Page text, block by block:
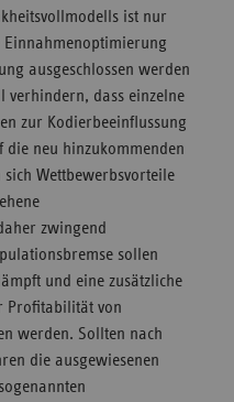
ist nur
ausgeschlossen werden
verhindern, dass einzelne
zur Kodierbeeinflussung
die neu hinzukommenden
Wettbewerbsvorteile
zwingend
sollen
und eine zusätzliche
Profitabilität von
werden. Sollten nach
die ausgewiesenen